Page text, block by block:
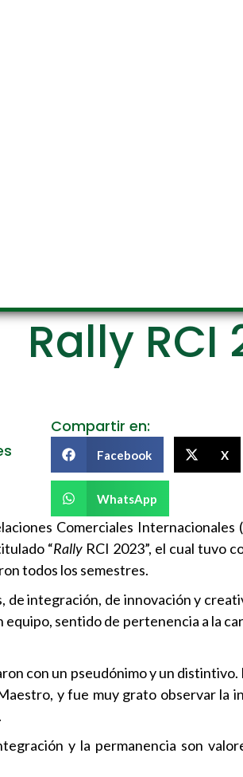
Rally RCI
Compartir en:
Facebook X
WhatsApp
Comerciales Internacionales
“Rally RCI 2023”, el cual tuvo
todos los semestres.
integración, de innovación y
sentido de pertenencia a la
con un pseudónimo y un distintivo.
y fue muy grato observar la
y la permanencia son